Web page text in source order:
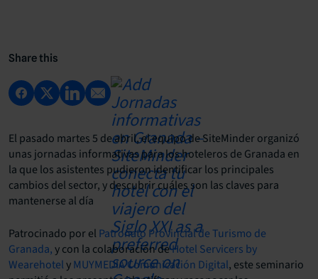
Share this
El pasado martes 5 de abril, el equipo de SiteMinder organizó
unas jornadas informativas para los hoteleros de Granada en
la que los asistentes pudieron identificar los principales
cambios del sector, y descubrir cuáles son las claves para
mantenerse al día
Patrocinado por el Patronato Provincial de Turismo de
Granada,y con la colaboración deHotel Servicers by
WearehotelyMUYMEDIA Comunicación Digital, este seminario